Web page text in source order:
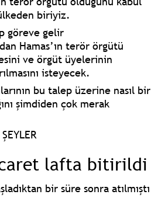
biriyiz.
göreve gelir
Hamas’ın terör örgütü
ve örgüt üyelerinin
isteyecek.
bu talep üzerine nasıl bir
şimdiden çok merak
lafta bitirildi
bir süre sonra atılmıştı